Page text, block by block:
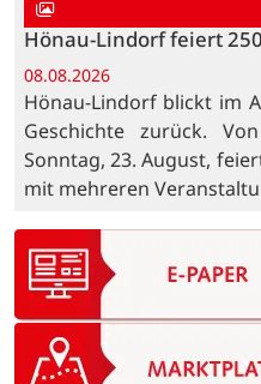
Hönau-Lindorf feiert
08.08.2026
Hönau-Lindorf blickt im
Geschichte zurück.
Sonntag, 23. August,
mit mehreren